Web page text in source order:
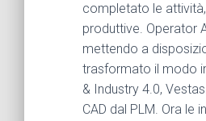
completato le
produttive. Operator
mettendo a
trasformato il modo
& Industry 4.0,
CAD dal PLM. Ora